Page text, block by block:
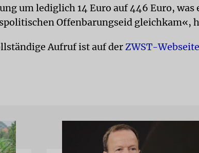
um lediglich 14 Euro auf 446 Euro, was
Offenbarungseid gleichkam«,
Aufruf ist auf derZWST-Webseite